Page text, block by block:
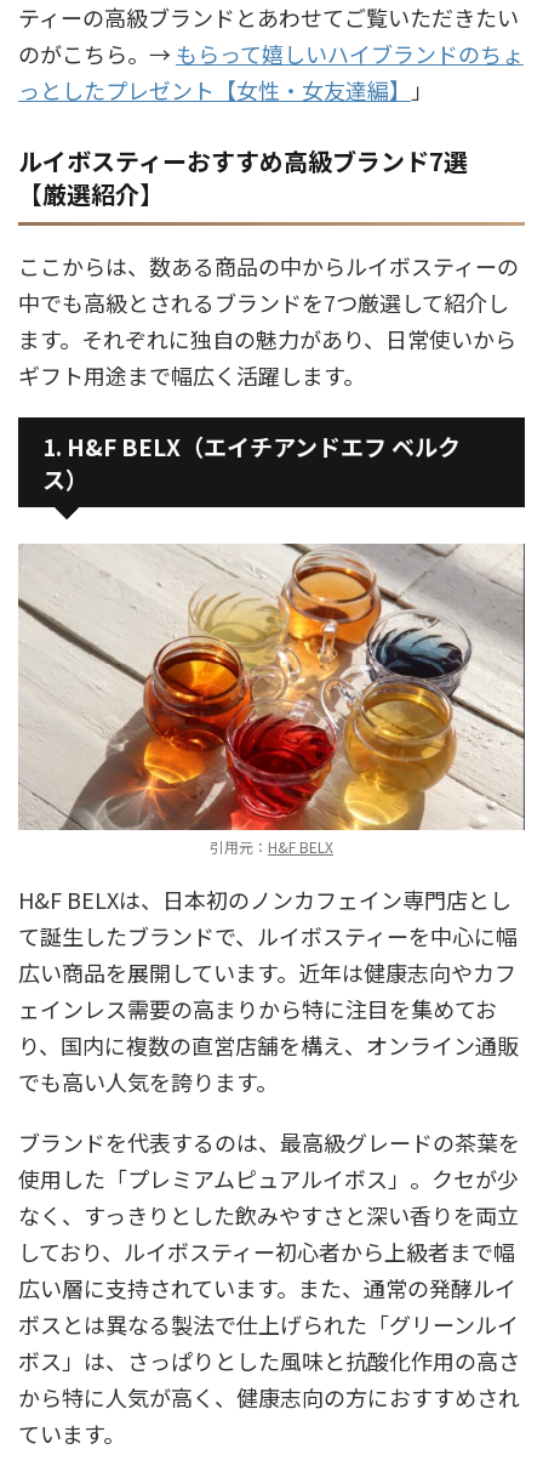
ティーの高級ブランドとあわせてご覧いただきたい
のがこちら。→ もらって嬉しいハイブランドのちょ
っとしたプレゼント【女性・女友達編】 」
ルイボスティーおすすめ高級ブランド7選
【厳選紹介】
ここからは、数ある商品の中からルイボスティーの
中でも高級とされるブランドを7つ厳選して紹介し
ます。それぞれに独自の魅力があり、日常使いから
ギフト用途まで幅広く活躍します。
1. H&F BELX（エイチアンドエフ ベルク
ス）
引用元： H&F BELX
H&F BELXは、日本初のノンカフェイン専門店とし
て誕生したブランドで、ルイボスティーを中心に幅
広い商品を展開しています。近年は健康志向やカフ
ェインレス需要の高まりから特に注目を集めてお
り、国内に複数の直営店舗を構え、オンライン通販
でも高い人気を誇ります。
ブランドを代表するのは、最高級グレードの茶葉を
使用した「プレミアムピュアルイボス」。クセが少
なく、すっきりとした飲みやすさと深い香りを両立
しており、ルイボスティー初心者から上級者まで幅
広い層に支持されています。また、通常の発酵ルイ
ボスとは異なる製法で仕上げられた「グリーンルイ
ボス」は、さっぱりとした風味と抗酸化作用の高さ
から特に人気が高く、健康志向の方におすすめされ
ています。